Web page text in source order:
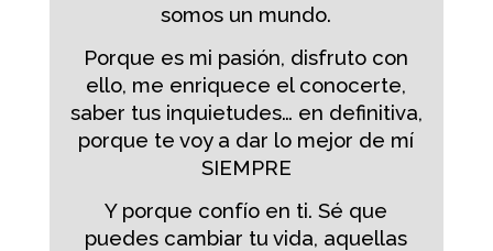
somos un mundo.
Porque es mi pasión, disfruto con
ello, me enriquece el conocerte,
saber tus inquietudes… en definitiva,
porque te voy a dar lo mejor de mí
SIEMPRE
Y porque confío en ti. Sé que
puedes cambiar tu vida, aquellas